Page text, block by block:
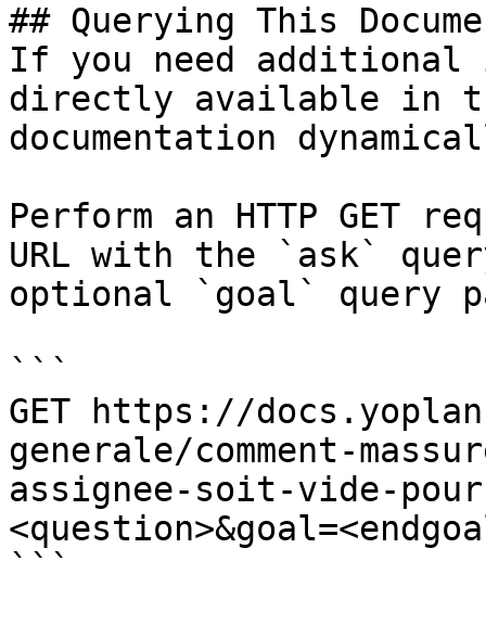
## Querying This
If you need
directly available in
documentation
Perform an HTTP GET
URL with the `ask`
optional `goal` query
```
GET https://
generale/comment-
assignee-soit-vide-
```